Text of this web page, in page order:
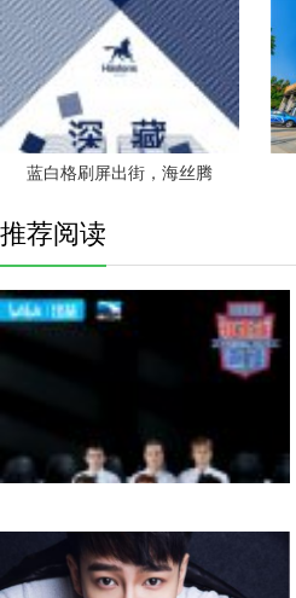
蓝白格刷屏出街，海丝腾
推荐阅读